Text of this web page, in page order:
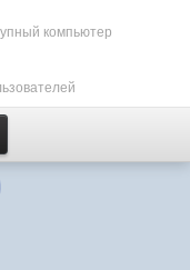
компьютер